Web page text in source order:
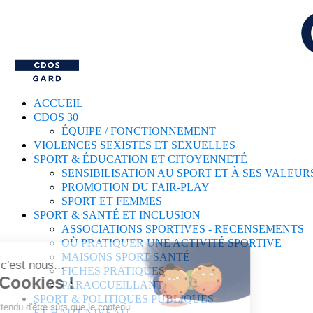
ACCUEIL
CDOS 30
ÉQUIPE / FONCTIONNEMENT
VIOLENCES SEXISTES ET SEXUELLES
SPORT & ÉDUCATION ET CITOYENNETÉ
SENSIBILISATION AU SPORT ET À SES
PROMOTION DU FAIR-PLAY
SPORT ET FEMMES
SPORT & SANTÉ ET INCLUSION
ASSOCIATIONS SPORTIVES - RECENSEMENTS
OÙ PRATIQUER UNE ACTIVITÉ SPORTIVE
MAISONS SPORT SANTÉ
FICHES PRATIQUES
PARACCUEILLANT
SPORT & POLITIQUES PUBLIQUES